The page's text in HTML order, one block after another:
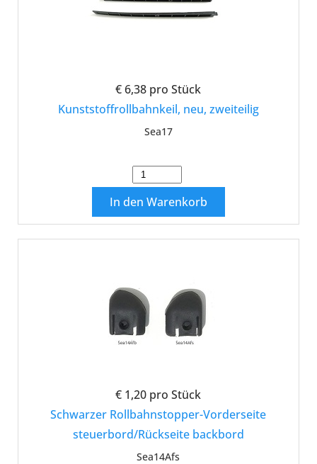
€ 6,38 pro Stück
Kunststoffrollbahnkeil, neu, zweiteilig
Sea17
In den Warenkorb
€ 1,20 pro Stück
Schwarzer Rollbahnstopper-Vorderseite
steuerbord/Rückseite backbord
Sea14Afs